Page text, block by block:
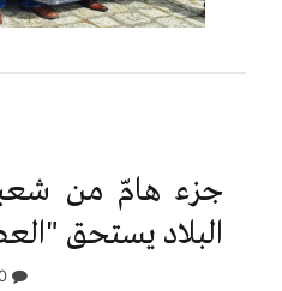
جزء هامّ من
البلاد يستحق